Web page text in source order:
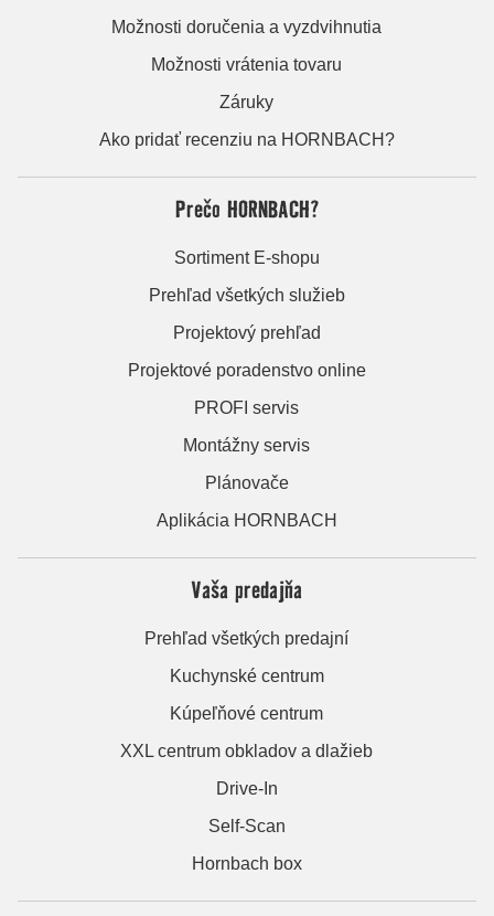
Možnosti doručenia a vyzdvihnutia
Možnosti vrátenia tovaru
Záruky
Ako pridať recenziu na HORNBACH?
Prečo HORNBACH?
Sortiment E-shopu
Prehľad všetkých služieb
Projektový prehľad
Projektové poradenstvo online
PROFI servis
Montážny servis
Plánovače
Aplikácia HORNBACH
Vaša predajňa
Prehľad všetkých predajní
Kuchynské centrum
Kúpeľňové centrum
XXL centrum obkladov a dlažieb
Drive-In
Self-Scan
Hornbach box